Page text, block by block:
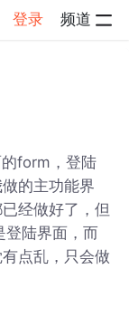
登录 频道
form，登陆
的主功能界
经做好了，但
登陆界面，而
点乱，只会做